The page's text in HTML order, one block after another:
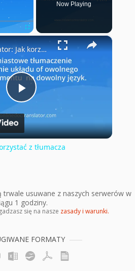
Fullscreen
Now Playing
×
Play
Video
Doc Translator: Jak korzystać z tłumacza dokumentów?
z tłumacza
trwale usuwane z naszych serwerów w
1 godziny.
się na nasze zasady i warunki.
FORMATY